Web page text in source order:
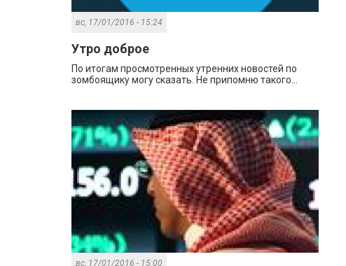
вс, 17/01/2016 - 15:24
Утро доброе
По итогам просмотренных утренних новостей по
зомбоящику могу сказать. Не припомню такого...
вс, 17/01/2016 - 15:00